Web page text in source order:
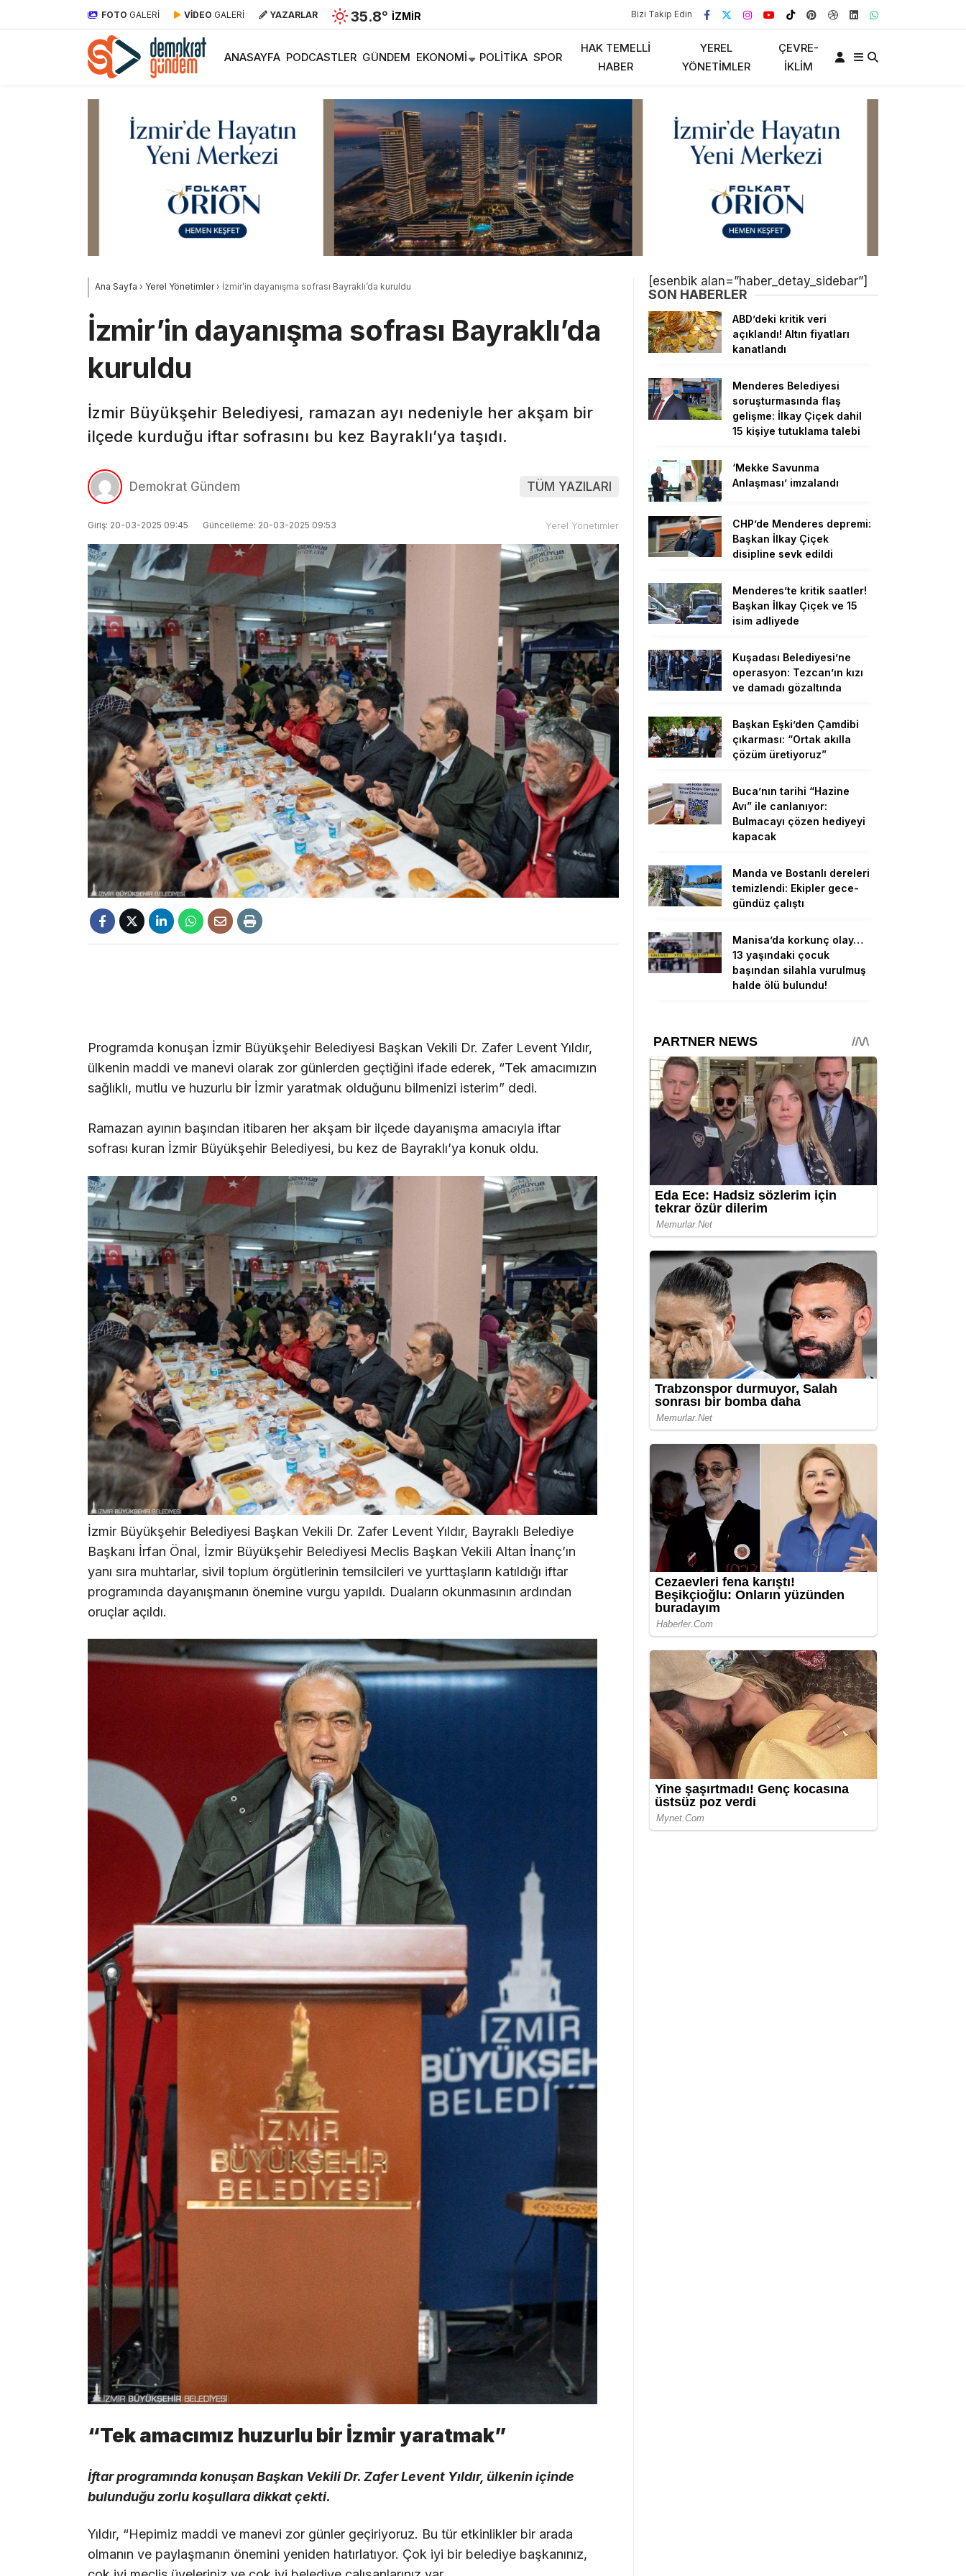
FOTO GALERİ VİDEO GALERİ YAZARLAR 35.8° İZMIR Bizi Takip Edin
ANASAYFA PODCASTLER GÜNDEM EKONOMI POLITIKA SPOR
HAK TEMELLI
HABER
YEREL
YÖNETIMLER
ÇEVRE-
İKLIM
Ana Sayfa › Yerel Yönetimler› İzmir’in dayanışma sofrası Bayraklı’da kuruldu
İzmir’in dayanışma sofrası Bayraklı’da
kuruldu
İzmir Büyükşehir Belediyesi, ramazan ayı nedeniyle her akşam bir
ilçede kurduğu iftar sofrasını bu kez Bayraklı’ya taşıdı.
Demokrat Gündem TÜM YAZILARI
Giriş: 20-03-2025 09:45 Güncelleme: 20-03-2025 09:53 Yerel Yönetimler
Programda konuşan İzmir Büyükşehir Belediyesi Başkan Vekili Dr. Zafer Levent Yıldır,
ülkenin maddi ve manevi olarak zor günlerden geçtiğini ifade ederek, “Tek amacımızın
sağlıklı, mutlu ve huzurlu bir İzmir yaratmak olduğunu bilmenizi isterim” dedi.
Ramazan ayının başından itibaren her akşam bir ilçede dayanışma amacıyla iftar
sofrası kuran İzmir Büyükşehir Belediyesi, bu kez de Bayraklı’ya konuk oldu.
İzmir Büyükşehir Belediyesi Başkan Vekili Dr. Zafer Levent Yıldır, Bayraklı Belediye
Başkanı İrfan Önal, İzmir Büyükşehir Belediyesi Meclis Başkan Vekili Altan İnanç’ın
yanı sıra muhtarlar, sivil toplum örgütlerinin temsilcileri ve yurttaşların katıldığı iftar
programında dayanışmanın önemine vurgu yapıldı. Duaların okunmasının ardından
oruçlar açıldı.
“Tek amacımız huzurlu bir İzmir yaratmak”
İftar programında konuşan Başkan Vekili Dr. Zafer Levent Yıldır, ülkenin içinde
bulunduğu zorlu koşullara dikkat çekti.
Yıldır, “Hepimiz maddi ve manevi zor günler geçiriyoruz. Bu tür etkinlikler bir arada
olmanın ve paylaşmanın önemini yeniden hatırlatıyor. Çok iyi bir belediye başkanınız,
[esenbik alan=”haber_detay_sidebar”]
SON HABERLER
ABD’deki kritik veri
açıklandı! Altın fiyatları
kanatlandı
Menderes Belediyesi
soruşturmasında flaş
gelişme: İlkay Çiçek dahil
15 kişiye tutuklama talebi
‘Mekke Savunma
Anlaşması’ imzalandı
CHP’de Menderes depremi:
Başkan İlkay Çiçek
disipline sevk edildi
Menderes’te kritik saatler!
Başkan İlkay Çiçek ve 15
isim adliyede
Kuşadası Belediyesi’ne
operasyon: Tezcan’ın kızı
ve damadı gözaltında
Başkan Eşki’den Çamdibi
çıkarması: “Ortak akılla
çözüm üretiyoruz”
Buca’nın tarihi “Hazine
Avı” ile canlanıyor:
Bulmacayı çözen hediyeyi
kapacak
Manda ve Bostanlı dereleri
temizlendi: Ekipler gece-
gündüz çalıştı
Manisa’da korkunç olay…
13 yaşındaki çocuk
başından silahla vurulmuş
halde ölü bulundu!